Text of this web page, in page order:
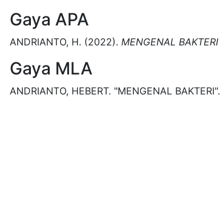
Gaya APA
ANDRIANTO, H. (2022). MENGENAL BAKTERI
Gaya MLA
ANDRIANTO, HEBERT. "MENGENAL BAKTERI".